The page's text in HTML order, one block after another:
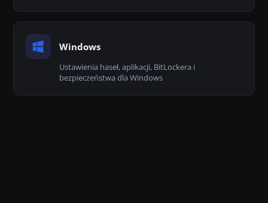
Windows
Ustawienia haseł, aplikacji, BitLockera i
bezpieczeństwa dla Windows